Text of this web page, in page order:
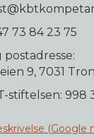
73 84 23 75
postadresse:
9, 7031
stiftelsen: 998
i Google(Google